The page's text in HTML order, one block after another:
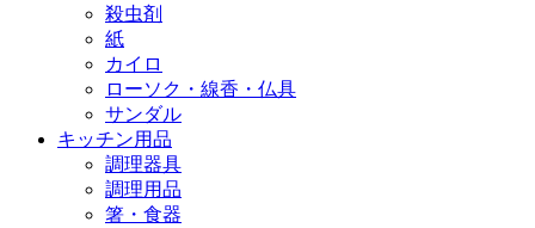
殺虫剤
紙
カイロ
ローソク・線香・仏具
サンダル
キッチン用品
調理器具
調理用品
箸・食器